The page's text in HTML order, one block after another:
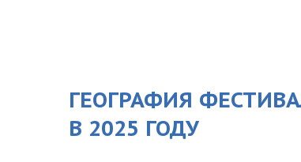
ГЕОГРАФИЯ
В 2025 ГОДУ